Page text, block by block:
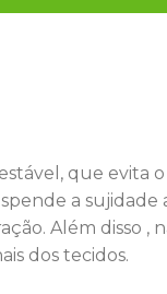
que evita o
a sujidade
Além disso ,
dos tecidos.